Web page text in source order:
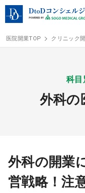
クリニック開業
開業までの流れ
開業スタイル
医院開業TOP クリニック
科目
外科の
外科の開業
営戦略！注